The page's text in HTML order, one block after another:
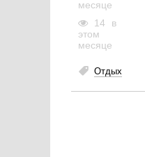
месяце
14
в
этом
месяце
Отдых